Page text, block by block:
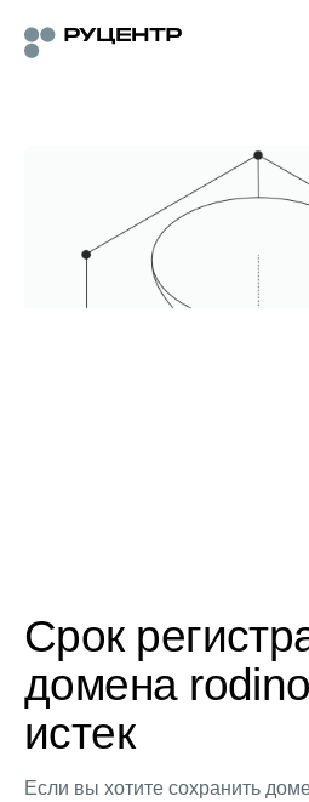
Срок
домена
истек
Если вы хотите сохранить